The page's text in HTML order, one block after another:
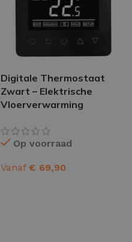
Digitale Thermostaat
Zwart – Elektrische
Vloerverwarming
Op voorraad
Vanaf € 69,90